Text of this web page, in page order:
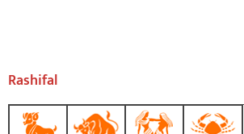
Rashifal